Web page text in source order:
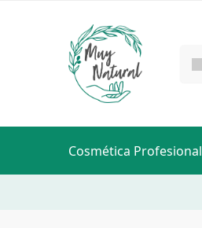
Cosmética Profesional